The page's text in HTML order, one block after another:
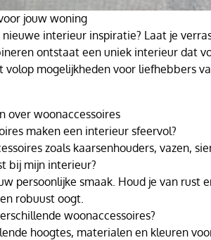
jouw woning
nieuwe interieur inspiratie? Laat je
ontstaat een uniek interieur dat
volop mogelijkheden voor liefhebbers
over woonaccessoires
maken een interieur sfeervol?
zoals kaarsenhouders, vazen,
bij mijn interieur?
persoonlijke smaak. Houd je van
robuust oogt.
woonaccessoires?
hoogtes, materialen en kleuren